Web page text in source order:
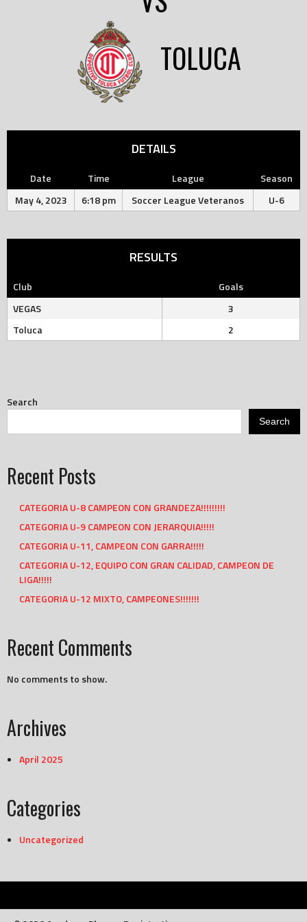
TOLUCA
DETAILS
Date Time League
Season
May 4, 2023
6:18 pm Soccer League Veteranos U-6
RESULTS
Club
Goals
VEGAS
3
Toluca
2
Search
Search
Recent Posts
CATEGORIA U-8 CAMPEON CON GRANDEZA!!!!!!!!!
CATEGORIA U-9 CAMPEON CON JERARQUIA!!!!!
CATEGORIA U-11, CAMPEON CON GARRA!!!!!
CATEGORIA U-12, EQUIPO CON GRAN CALIDAD, CAMPEON DE
LIGA!!!!!
CATEGORIA U-12 MIXTO, CAMPEONES!!!!!!!
Recent Comments
No comments to show.
Archives
April 2025
Categories
Uncategorized